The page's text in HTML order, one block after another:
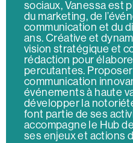
sociaux, Vanessa est
du marketing, de
communication et du
ans. Créative et
vision stratégique et
rédaction pour
percutantes.
communication
événements à haute
développer la
font partie de ses
accompagne le Hub
ses enjeux et actions